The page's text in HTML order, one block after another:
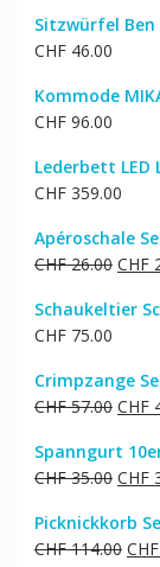
war:
Sitzwürfel
CHF46.00
Kommode
CHF96.00
Lederbett LED
CHF359.00
Apéroschale
CHF26.00
war:
CHF
Schaukeltier
CHF75.00
Crimpzange
CHF57.00
war:
CHF
CHF
Spanngurt
CHF35.00
war:
CHF
CHF
Picknickkorb
CHF114.00 CHF